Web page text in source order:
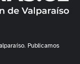
Publicamos